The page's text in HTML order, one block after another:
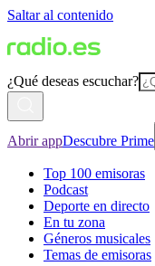
Saltar al contenido
¿Qué deseas escuchar?
Abrir appDescubre Prime
Top 100 emisoras
Podcast
Deporte en directo
En tu zona
Géneros musicales
Temas de emisoras